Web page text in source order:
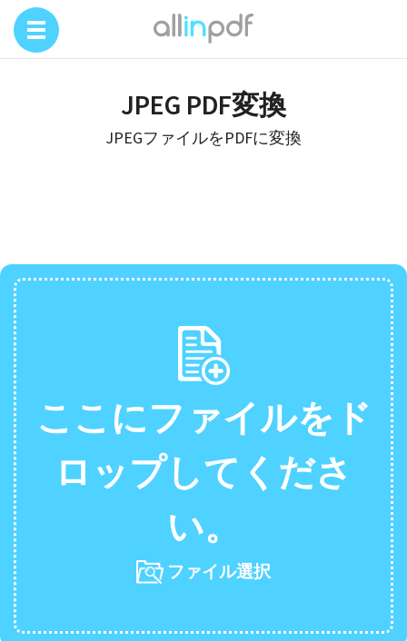
JPEG PDF変換
JPEGファイルをPDFに変換
ここにファイルをド
ロップしてくださ
い。
ファイル選択